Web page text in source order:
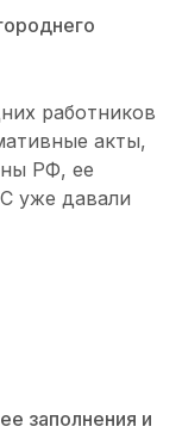
работников
акты,
РФ, ее
уже давали
заполнения и